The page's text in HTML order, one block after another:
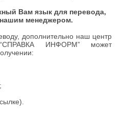
Вам язык для перевода,
менеджером.
дополнительно наш центр
ИНФОРМ” может